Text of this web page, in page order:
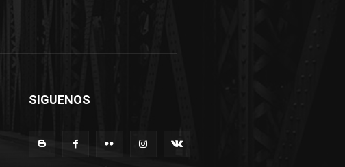
SIGUENOS